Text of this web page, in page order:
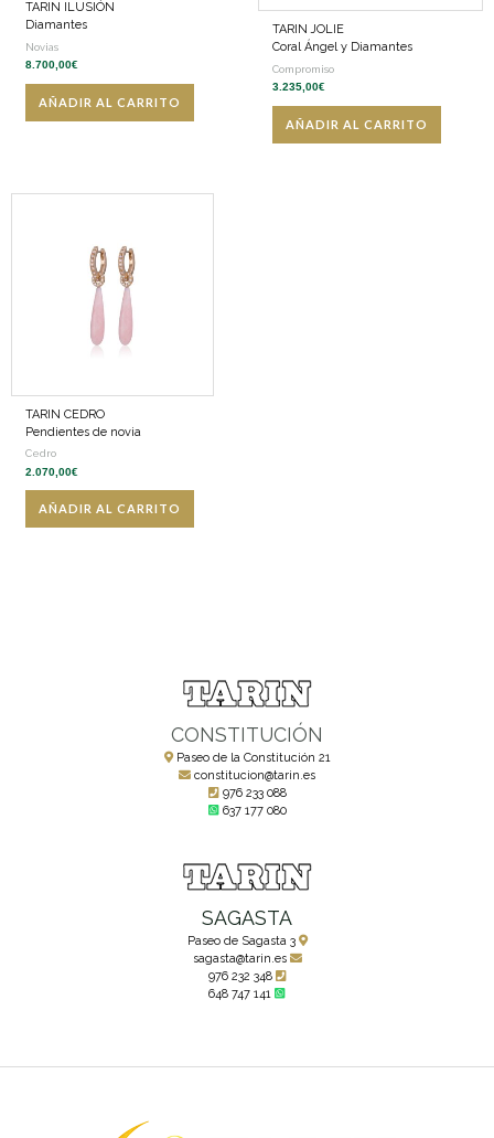
TARIN ILUSIÓN
Diamantes
Novias
8.700,00€
AÑADIR AL CARRITO
TARIN JOLIE
Coral Ángel y Diamantes
Compromiso
3.235,00€
AÑADIR AL CARRITO
TARIN CEDRO
Pendientes de novia
Cedro
2.070,00€
AÑADIR AL CARRITO
CONSTITUCIÓN
Paseo de la Constitución 21
constitucion@tarin.es
976 233 088
637 177 080
SAGASTA
Paseo de Sagasta 3
sagasta@tarin.es
976 232 348
648 747 141